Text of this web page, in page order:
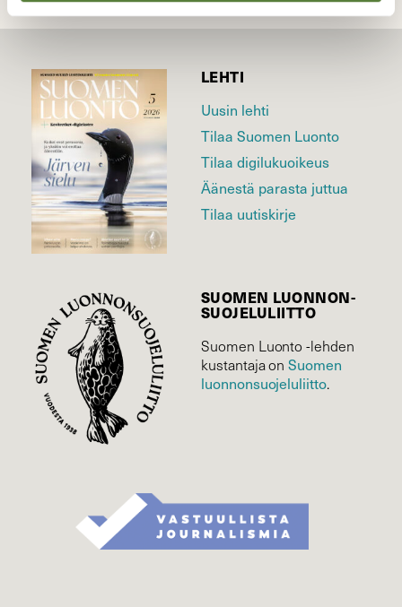
LEHTI
Uusin lehti
Tilaa Suomen Luonto
Tilaa digilukuoikeus
Äänestä parasta juttua
Tilaa uutiskirje
SUOMEN LUONNON­
SUOJELU­LIITTO
Suomen Luonto -lehden
kustantaja onSuomen
luonnonsuojelu­liitto.